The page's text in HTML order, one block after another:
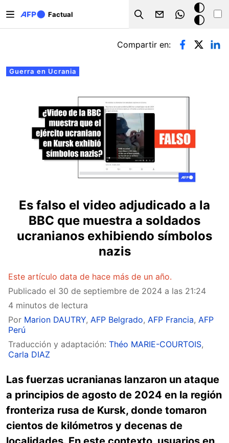
Factual
Search
Modo
oscuro
Solapas principales
Guerra en Ucrania
Compartir en:
Es falso el video adjudicado a la
BBC que muestra a soldados
ucranianos exhibiendo símbolos
nazis
Este artículo data de hace más de un año.
Publicado el 30 de septiembre de 2024 a las 21:24
4 minutos de lectura
Por Marion DAUTRY, AFP Belgrado, AFP Francia, AFP
Perú
Traducción y adaptación: Théo MARIE-COURTOIS,
Carla DIAZ
Las fuerzas ucranianas lanzaron un ataque
a principios de agosto de 2024 en la región
fronteriza rusa de Kursk, donde tomaron
cientos de kilómetros y decenas de